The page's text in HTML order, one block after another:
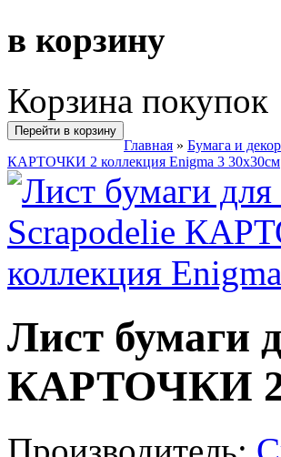
в корзину
Корзина покупок
Перейти в корзину
Главная » Бумага и декор
КАРТОЧКИ 2 коллекция Enigma 3 30х30см
Лист бумаги
КАРТОЧКИ 2